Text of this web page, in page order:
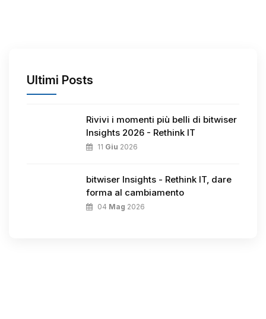
Ultimi Posts
Rivivi i momenti più belli di bitwiser
Insights 2026 - Rethink IT
11 Giu 2026
bitwiser Insights - Rethink IT, dare
forma al cambiamento
04 Mag 2026